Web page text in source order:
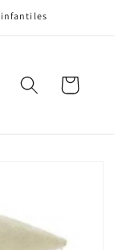
infantiles
Carrito